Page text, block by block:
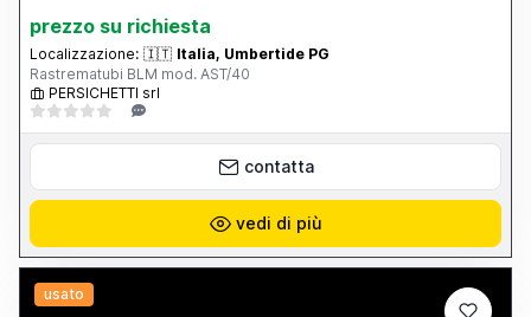
prezzo su richiesta
Localizzazione: 🇮🇹 Italia, Umbertide PG
Rastrematubi BLM mod. AST/40
PERSICHETTI srl
contatta
vedi di più
usato